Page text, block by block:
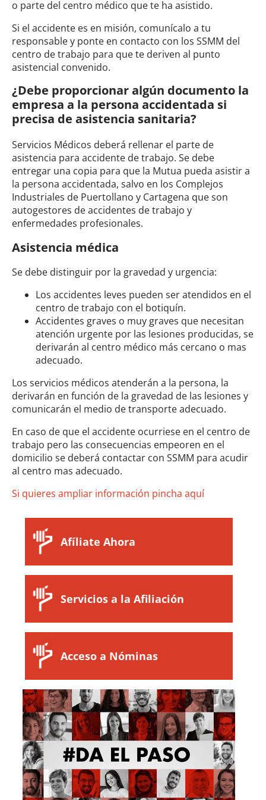
o parte del centro médico que te ha asistido.
Si el accidente es en misión, comunícalo a tu
responsable y ponte en contacto con los SSMM del
centro de trabajo para que te deriven al punto
asistencial convenido.
¿Debe proporcionar algún documento la
empresa a la persona accidentada si
precisa de asistencia sanitaria?
Servicios Médicos deberá rellenar el parte de
asistencia para accidente de trabajo. Se debe
entregar una copia para que la Mutua pueda asistir a
la persona accidentada, salvo en los Complejos
Industriales de Puertollano y Cartagena que son
autogestores de accidentes de trabajo y
enfermedades profesionales.
Asistencia médica
Se debe distinguir por la gravedad y urgencia:
Los accidentes leves pueden ser atendidos en el
centro de trabajo con el botiquín.
Accidentes graves o muy graves que necesitan
atención urgente por las lesiones producidas, se
derivarán al centro médico más cercano o mas
adecuado.
Los servicios médicos atenderán a la persona, la
derivarán en función de la gravedad de las lesiones y
comunicarán el medio de transporte adecuado.
En caso de que el accidente ocurriese en el centro de
trabajo pero las consecuencias empeoren en el
domicilio se deberá contactar con SSMM para acudir
al centro mas adecuado.
Si quieres ampliar información pincha aquí
Afíliate Ahora
Servicios a la Afiliación
Acceso a Nóminas